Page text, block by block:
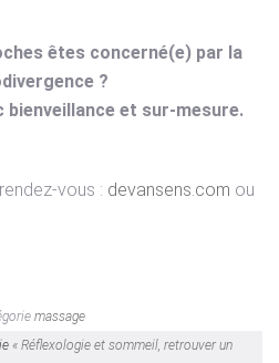
êtes concerné(e) par la
?
bienveillance et sur-mesure.
vous : devansens.com ou
massage
« Réflexologie et sommeil, retrouver un